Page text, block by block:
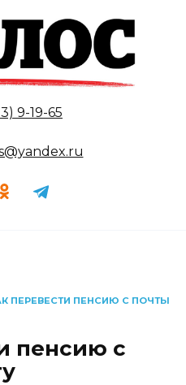
9-19-65
ПЕРЕВЕСТИ ПЕНСИЮ С ПОЧТЫ
пенсию с